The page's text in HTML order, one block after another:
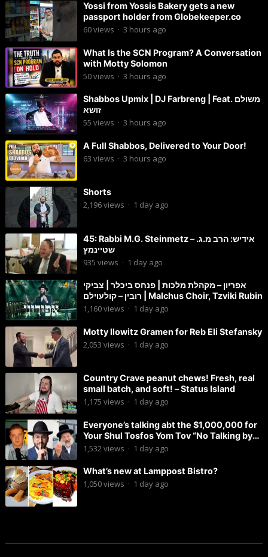
Yossi from Yossis Bakery gets a new
passport holder from Globekeeper.co
60views · 3 hours ago
What Is the SCN Program? A Conversation
with Motty Solomon
50views · 3 hours ago
Shabbos Upmix | DJ Farbreng | Feat. משולם
זושא
55 views · 3 hours ago
A Full Shabbos, Delivered to Your Door!
63 views · 3 hours ago
Shorts
2,196views · 1 day ago
45: Rabbi M.G. Steinmetz – אידיש: הרב מ.ג.
שטיינמץ
935 views · 1 day ago
אפריון – מקהלת מלכות | פנחס ביכלר | צביקי
רובין – קולעוילם | Malchus Choir, Tzviki Rubin
1,160views · 1 day ago
Motty Ilowitz Gramen for Reb Eli Stefansky
2,053 views · 1 day ago
Country Crave peanut chews! Fresh, real
small batch, and soft! – Status Island
1,175 views · 1 day ago
Everyone’s talking abt the $1,000,000 for
Your Shul Tosfos Yom Tov “No Talking by
Davening” movement
1,532views · 1 day ago
What’s new at Lamppost Bistro?
1,050views · 1 day ago